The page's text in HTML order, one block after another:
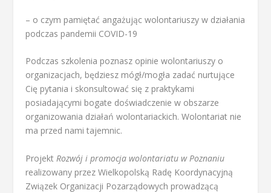
– o czym pamiętać angażując wolontariuszy w działania
podczas pandemii COVID-19
Podczas szkolenia poznasz opinie wolontariuszy o
organizacjach, będziesz mógł/mogła zadać nurtujące
Cię pytania i skonsultować się z praktykami
posiadającymi bogate doświadczenie w obszarze
organizowania działań wolontariackich. Wolontariat nie
ma przed nami tajemnic.
ProjektRozwój i promocja wolontariatu w Poznaniu
realizowany przez Wielkopolską Radę Koordynacyjną
Związek Organizacji Pozarządowych prowadzącą